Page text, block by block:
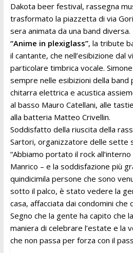
Dakota beer festival, rassegna
trasformato la piazzetta di via
sera animata da una band diversa.
“Anime in plexiglass”, la tribute
il cantante, che nell’esibizione dal
particolare timbrica vocale.
sempre nelle esibizioni della band
chitarra elettrica e acustica
al basso Mauro Catellani, alle
alla batteria Matteo Crivellin.
Soddisfatto della riuscita della
Sartori, organizzatore delle sette
“Abbiamo portato il rock
Manrico – e la soddisfazione più
quindicimila persone che sono
sotto il palco, è stato vedere la
casa, affacciata dai condomini che
Segno che la gente ha capito che
maniera di celebrare l’estate e la
che non passa per forza con il